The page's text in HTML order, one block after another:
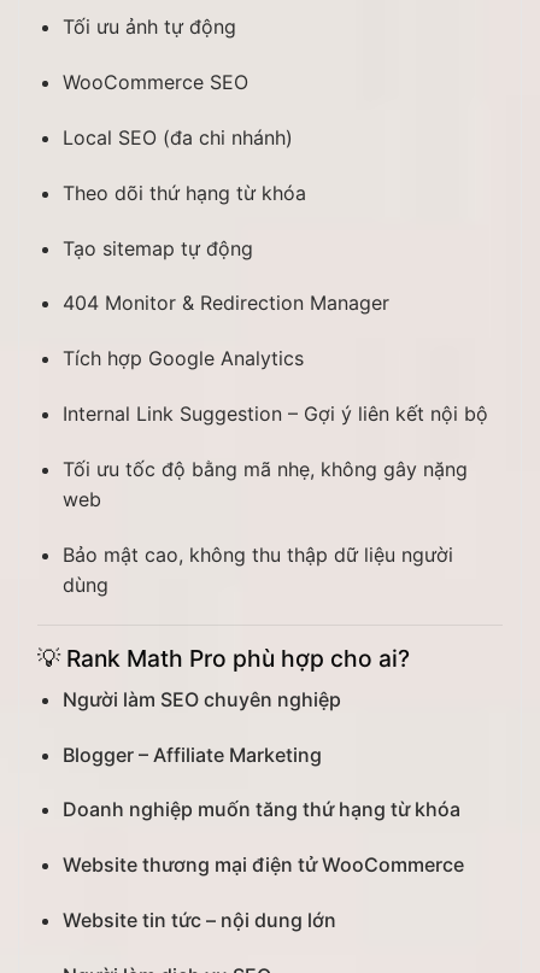
Tối ưu ảnh tự động
WooCommerce SEO
Local SEO (đa chi nhánh)
Theo dõi thứ hạng từ khóa
Tạo sitemap tự động
404 Monitor & Redirection Manager
Tích hợp Google Analytics
Internal Link Suggestion – Gợi ý liên kết nội bộ
Tối ưu tốc độ bằng mã nhẹ, không gây nặng
web
Bảo mật cao, không thu thập dữ liệu người
dùng
💡 Rank Math Pro phù hợp cho ai?
Người làm SEO chuyên nghiệp
Blogger – Affiliate Marketing
Doanh nghiệp muốn tăng thứ hạng từ khóa
Website thương mại điện tử WooCommerce
Website tin tức – nội dung lớn